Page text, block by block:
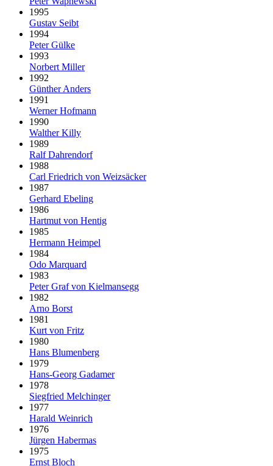
1995
Gustav Seibt
1994
Peter Gülke
1993
Norbert Miller
1992
Günther Anders
1991
Werner Hofmann
1990
Walther Killy
1989
Ralf Dahrendorf
1988
Carl Friedrich von Weizsäcker
1987
Gerhard Ebeling
1986
Hartmut von Hentig
1985
Hermann Heimpel
1984
Odo Marquard
1983
Peter Graf von Kielmansegg
1982
Arno Borst
1981
Kurt von Fritz
1980
Hans Blumenberg
1979
Hans-Georg Gadamer
1978
Siegfried Melchinger
1977
Harald Weinrich
1976
Jürgen Habermas
1975
Ernst Bloch